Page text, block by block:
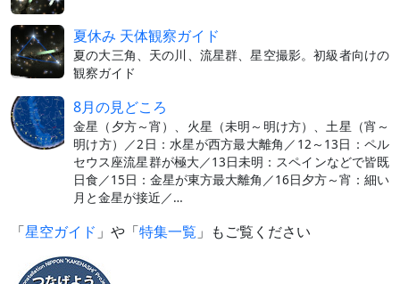
夏休み 天体観察ガイド
夏の大三角、天の川、流星群、星空撮影。初級者向けの
観察ガイド
8月の見どころ
金星（夕方～宵）、火星（未明～明け方）、土星（宵～
明け方）／2日：水星が西方最大離角／12～13日：ペル
セウス座流星群が極大／13日未明：スペインなどで皆既
日食／15日：金星が東方最大離角／16日夕方～宵：細い
月と金星が接近／…
「星空ガイド 」や「特集一覧 」もご覧ください